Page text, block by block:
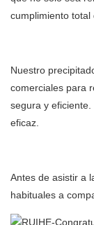
cumplimiento total
Nuestro
comerciales para
segura y
eficaz.
Antes de asistir a
habituales a